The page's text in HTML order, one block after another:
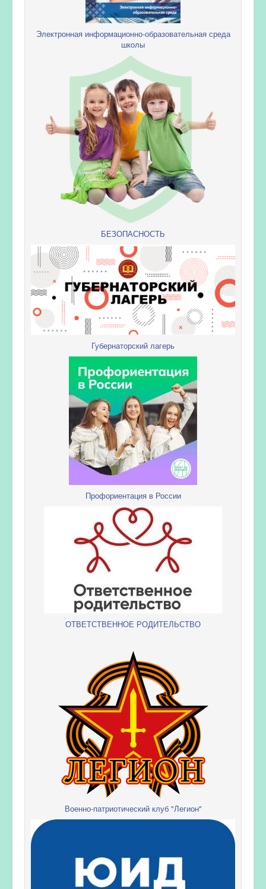
Электронная информационно-образовательная среда
школы
БЕЗОПАСНОСТЬ
Губернаторский лагерь
Профориентация в России
ОТВЕТСТВЕННОЕ РОДИТЕЛЬСТВО
Военно-патриотический клуб "Легион"